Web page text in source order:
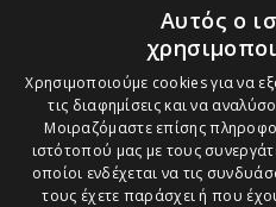
Αυτός ο
Χρησιμοποιούμε cookies για να
τις διαφημίσεις και να
Μοιραζόμαστε επίσης
ιστότοπού μας με τους
οποίοι ενδέχεται να τις
τους έχετε παράσχει ή που